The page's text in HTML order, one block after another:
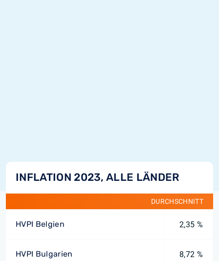
INFLATION 2023, ALLE LÄNDER
DURCHSCHNITT
HVPI Belgien 2,35 %
HVPI Bulgarien 8,72 %